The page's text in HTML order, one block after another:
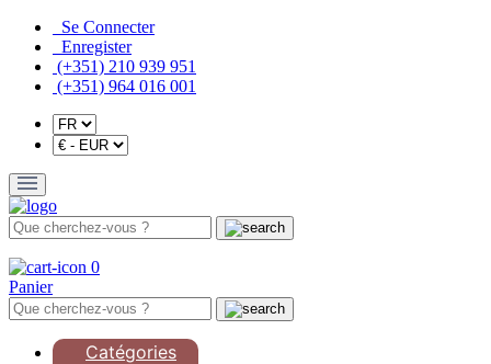
Se Connecter
Enregister
(+351) 210 939 951
(+351) 964 016 001
0
Panier
Catégories